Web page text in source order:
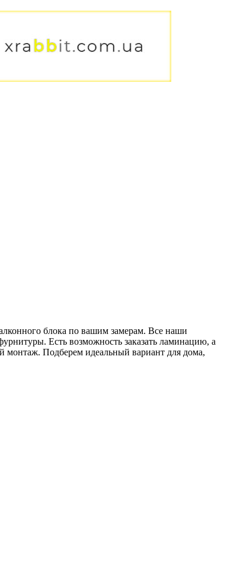
блока по вашим замерам. Все наши
Есть возможность заказать ламинацию, а
монтаж. Подберем идеальный вариант для дома,